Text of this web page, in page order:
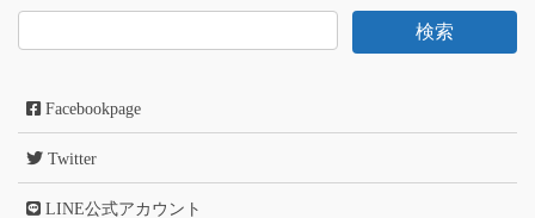
Facebookpage
Twitter
LINE公式アカウント